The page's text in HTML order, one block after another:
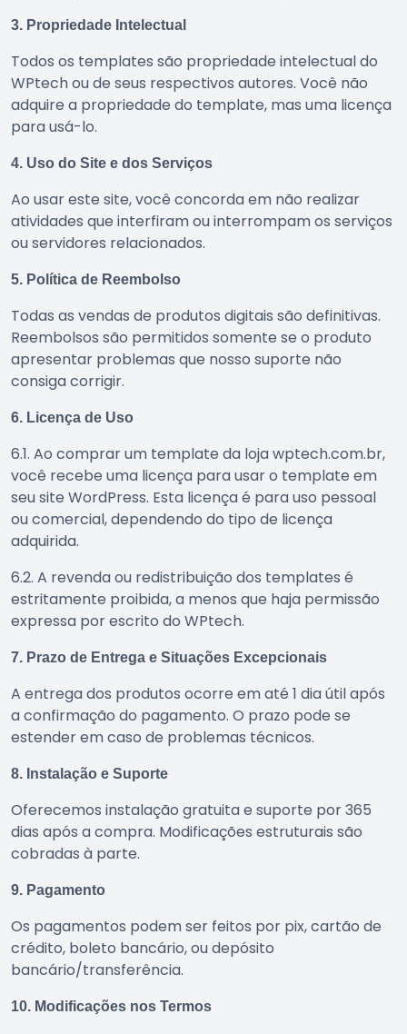
3. Propriedade Intelectual
Todos os templates são propriedade intelectual do
WPtech ou de seus respectivos autores. Você não
adquire a propriedade do template, mas uma licença
para usá-lo.
4. Uso do Site e dos Serviços
Ao usar este site, você concorda em não realizar
atividades que interfiram ou interrompam os serviços
ou servidores relacionados.
5. Política de Reembolso
Todas as vendas de produtos digitais são definitivas.
Reembolsos são permitidos somente se o produto
apresentar problemas que nosso suporte não
consiga corrigir.
6. Licença de Uso
6.1. Ao comprar um template da loja wptech.com.br,
você recebe uma licença para usar o template em
seu site WordPress. Esta licença é para uso pessoal
ou comercial, dependendo do tipo de licença
adquirida.
6.2. A revenda ou redistribuição dos templates é
estritamente proibida, a menos que haja permissão
expressa por escrito do WPtech.
7. Prazo de Entrega e Situações Excepcionais
A entrega dos produtos ocorre em até 1 dia útil após
a confirmação do pagamento. O prazo pode se
estender em caso de problemas técnicos.
8. Instalação e Suporte
Oferecemos instalação gratuita e suporte por 365
dias após a compra. Modificações estruturais são
cobradas à parte.
9. Pagamento
Os pagamentos podem ser feitos por pix, cartão de
crédito, boleto bancário, ou depósito
bancário/transferência.
10. Modificações nos Termos